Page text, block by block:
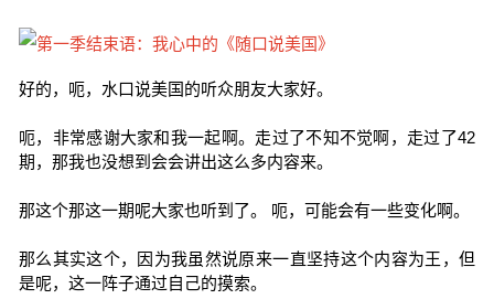
好的，呃，水口说美国的听众朋友大家好。
呃，非常感谢大家和我一起啊。走过了不知不觉啊，走过了42
期，那我也没想到会会讲出这么多内容来。
那这个那这一期呢大家也听到了。 呃，可能会有一些变化啊。
那么其实这个，因为我虽然说原来一直坚持这个内容为王，但
是呢，这一阵子通过自己的摸索。